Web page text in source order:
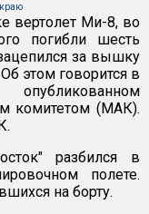
краю
вертолет Ми-8, во
погибли шесть
за вышку
этом говорится в
комитетом (МАК).
разбился в
полете.
на борту.